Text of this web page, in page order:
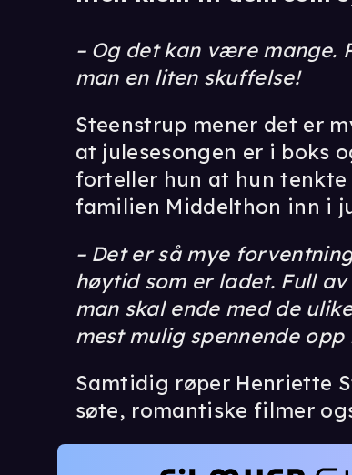
– Og det kan være mange.
man en liten skuffelse!
Steenstrup mener det er
at julesesongen er i boks
forteller hun at hun
familien Middelthon inn i
– Det er så mye
høytid som er ladet. Full
man skal ende med de
mest mulig spennende
Samtidig røper Henriette
søte, romantiske filmer